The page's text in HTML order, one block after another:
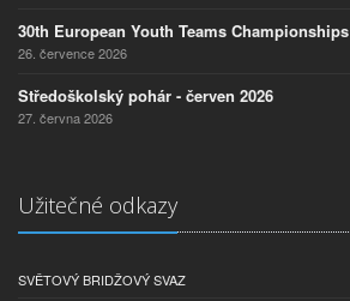
30th European Youth Teams Championships
26. července 2026
Středoškolský pohár - červen 2026
27. června 2026
Užitečné odkazy
SVĚTOVÝ BRIDŽOVÝ SVAZ